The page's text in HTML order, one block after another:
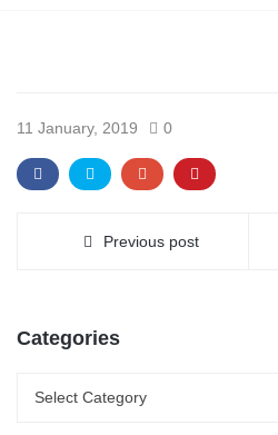
11 January, 2019 0
Previous post
Categories
Select Category